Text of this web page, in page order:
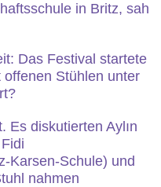
in Britz, sah
Das Festival startete
Stühlen unter
Es diskutierten Aylın
Karsen-Schule) und
nahmen